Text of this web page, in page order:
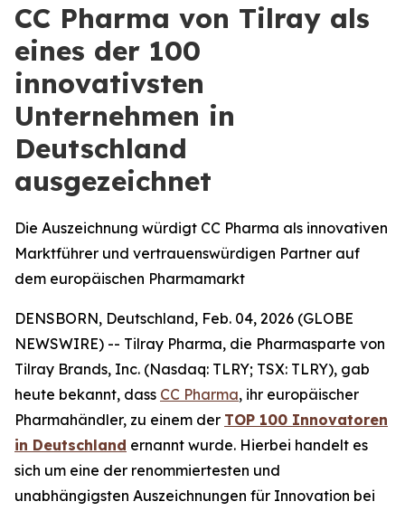
CC Pharma von Tilray als
eines der 100
innovativsten
Unternehmen in
Deutschland
ausgezeichnet
Die Auszeichnung würdigt CC Pharma als innovativen
Marktführer und vertrauenswürdigen Partner auf
dem europäischen Pharmamarkt
DENSBORN, Deutschland, Feb. 04, 2026 (GLOBE
NEWSWIRE) -- Tilray Pharma, die Pharmasparte von
Tilray Brands, Inc. (Nasdaq: TLRY; TSX: TLRY), gab
heute bekannt, dass CC Pharma, ihr europäischer
Pharmahändler, zu einem der TOP 100 Innovatoren
in Deutschland ernannt wurde. Hierbei handelt es
sich um eine der renommiertesten und
unabhängigsten Auszeichnungen für Innovation bei